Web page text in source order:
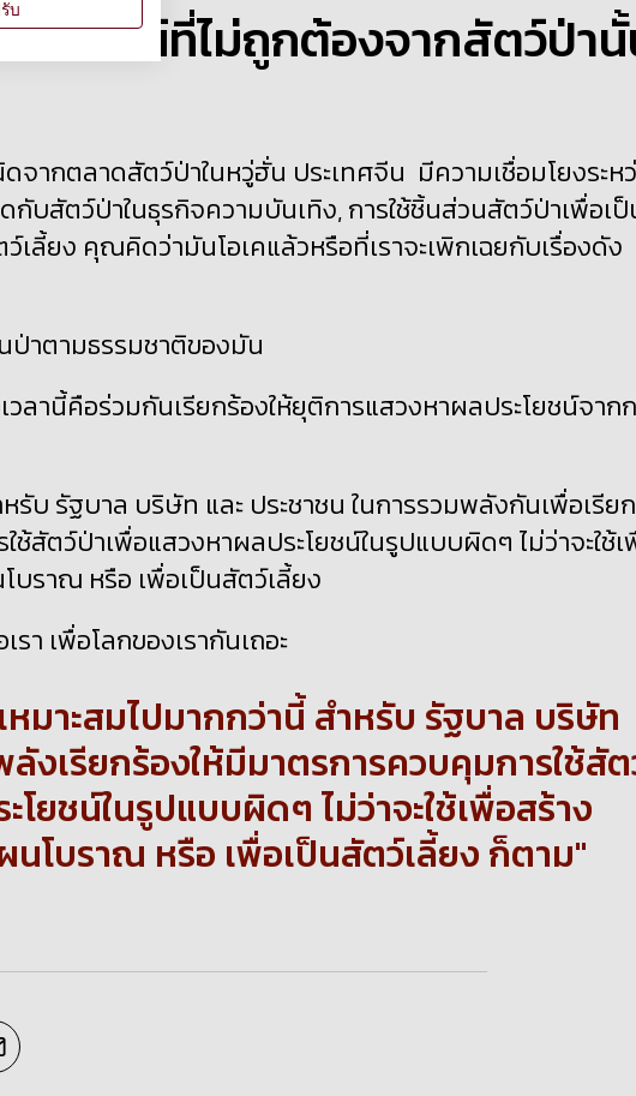
ระโยชน์ที่ไม่ถูกต้องจากสัตว์ป่า
ดจากตลาดสัตว์ป่าในหวู่ฮั่น ประเทศจีน มีความเชื่อมโยงระห
กับสัตว์ป่าในธุรกิจความบันเทิง, การใช้ชิ้นส่วนสัตว์ป่าเพื่อเ
เลี้ยง คุณคิดว่ามันโอเคแล้วหรือที่เราจะเพิกเฉยกับเรื่องดัง
ป่าตามธรรมชาติของมัน
วลานี้คือร่วมกันเรียกร้องให้ยุติการแสวงหาผลประโยชน์จาก
รับ รัฐบาล บริษัท และ ประชาชน ในการรวมพลังกันเพื่อเรียก
ช้สัตว์ป่าเพื่อแสวงหาผลประโยชน์ในรูปแบบผิดๆ ไม่ว่าจะใช้เ
บราณ หรือ เพื่อเป็นสัตว์เลี้ยง
า เพื่อโลกของเรากันเถอะ
หมาะสมไปมากกว่านี้ สำหรับ รัฐบาล บริษัท
งเรียกร้องให้มีมาตรการควบคุมการใช้สั
โยชน์ในรูปแบบผิดๆ ไม่ว่าจะใช้เพื่อสร้าง
นโบราณ หรือ เพื่อเป็นสัตว์เลี้ยง ก็ตาม
บ